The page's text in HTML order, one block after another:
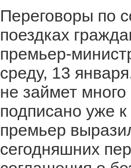
Переговоры по
поездках
премьер-
среду, 13
не займет
подписано уже
премьер
сегодняшних